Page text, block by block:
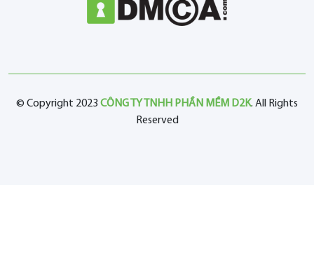
© Copyright 2023 CÔNG TY TNHH PHẦN MỀM D2K. All Rights
Reserved